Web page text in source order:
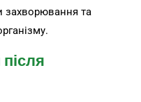
захворювання та